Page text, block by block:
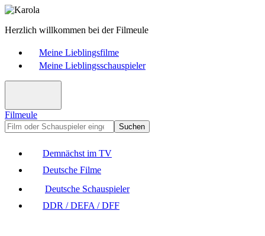
Herzlich willkommen bei der Filmeule
Meine Lieblingsfilme
Meine Lieblingsschauspieler
Filmeule
Suchen
Demnächst im TV
Deutsche Filme
Deutsche Schauspieler
DDR / DEFA / DFF